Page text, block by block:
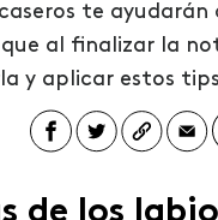
te
que al finalizar la
y aplicar estos